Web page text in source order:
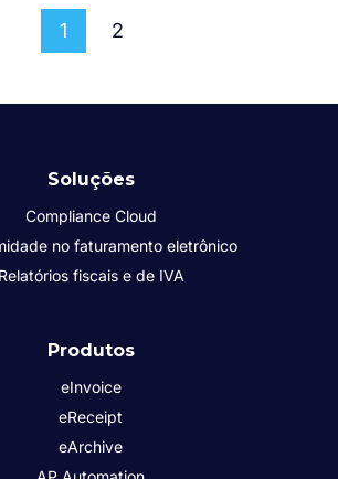
1 2
Soluções
Compliance Cloud
no faturamento eletrônico
Relatórios fiscais e de IVA
Produtos
eInvoice
eReceipt
eArchive